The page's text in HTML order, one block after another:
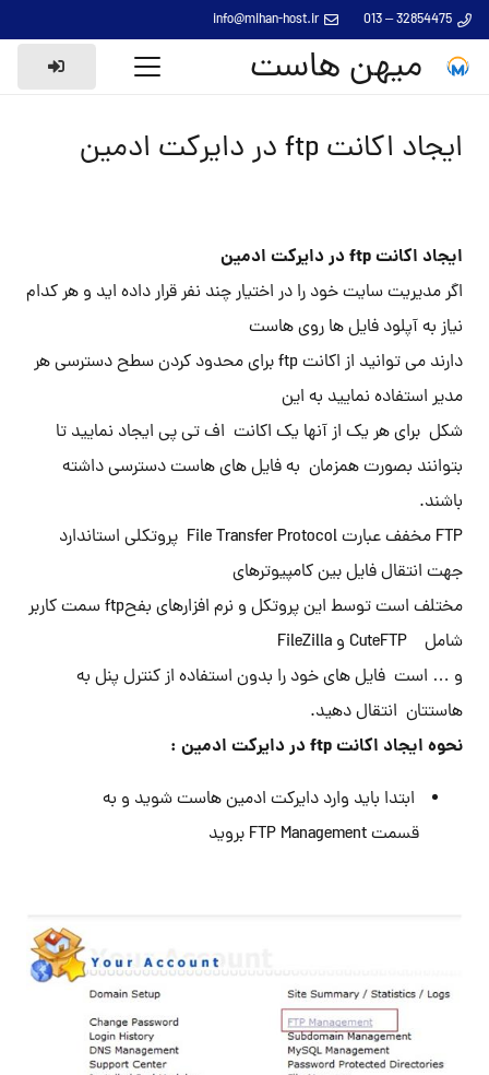
32854475 – 013
info@mihan-host.ir
میهن هاست
ایجاد اکانت ftp در دایرکت ادمین
ایجاد اکانت ftp در دایرکت ادمین
اگر مدیریت سایت خود را در اختیار چند نفر قرار داده اید و هر کدام
نیاز به آپلود فایل ها روی هاست
دارند می توانید از اکانت ftp برای محدود کردن سطح دسترسی هر
مدیر استفاده نمایید به این
شکل برای هر یک از آنها یک اکانت اف تی پی ایجاد نمایید تا
بتوانند بصورت همزمان به فایل های هاست دسترسی داشته
باشند.
FTP مخفف عبارت File Transfer Protocol پروتکلی استاندارد
جهت انتقال فایل بین کامپیوترهای
مختلف است توسط این پروتکل و نرم افزارهای بفحftp سمت کاربر
شامل CuteFTP و FileZilla
و … است فایل های خود را بدون استفاده از کنترل پنل به
هاستتان انتقال دهید.
نحوه ایجاد اکانت ftp در دایرکت ادمین :
ابتدا باید وارد دایرکت ادمین هاست شوید و به
قسمت FTP Management بروید